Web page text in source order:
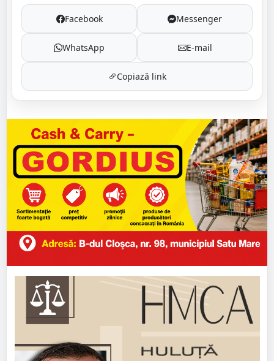
Facebook Messenger
WhatsApp E-mail
Copiază link